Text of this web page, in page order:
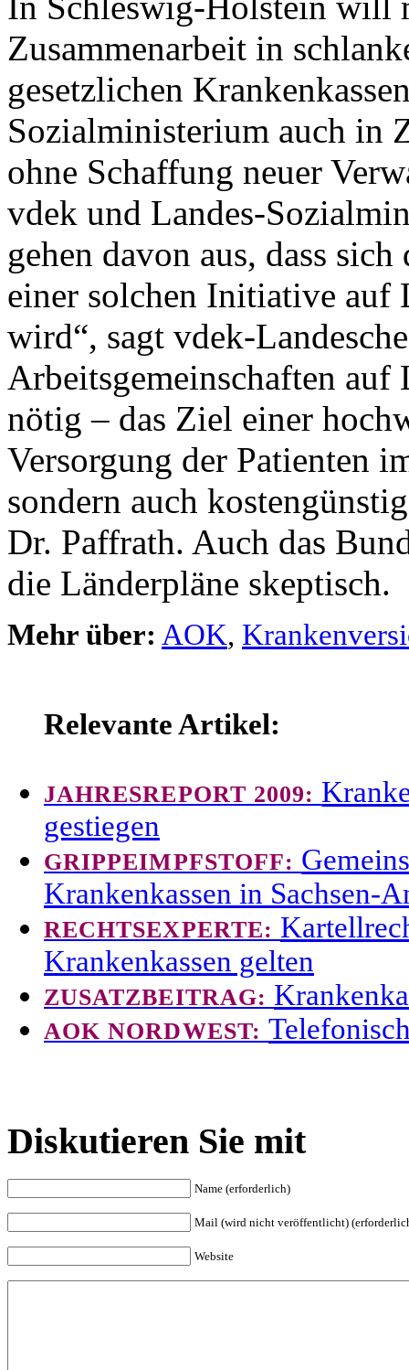
Zusammenarbeit in
gesetzlichen
Sozialministerium auch in
ohne Schaffung neuer
vdek und Landes-
gehen davon aus, dass
einer solchen Initiative auf
wird“, sagt vdek-
Arbeitsgemeinschaften auf
nötig – das Ziel einer
Versorgung der Patienten
sondern auch
Dr. Paffrath. Auch das
die Länderpläne skeptisch.
Mehr über: AOK,
Relevante Artikel:
JAHRESREPORT 2009:
gestiegen
GRIPPEIMPFSTOFF:
Krankenkassen in Sachsen-
RECHTSEXPERTE:
Krankenkassen gelten
ZUSATZBEITRAG:
AOK NORDWEST:
Diskutieren Sie mit
Name (erforderlich)
Mail (wird nicht veröffentlicht)
Website